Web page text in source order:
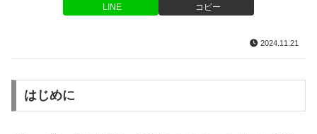
LINE コピー
2024.11.21
はじめに